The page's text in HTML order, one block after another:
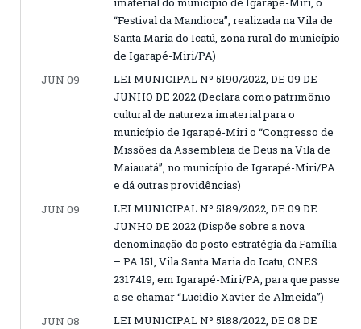
“Festival da Mandioca”, realizada na Vila de
Santa Maria do Icatú, zona rural do município
de Igarapé-Miri/PA)
JUN 09
LEI MUNICIPAL Nº 5190/2022, DE 09 DE
JUNHO DE 2022 (Declara como patrimônio
cultural de natureza imaterial para o
município de Igarapé-Miri o “Congresso de
Missões da Assembleia de Deus na Vila de
Maiauatá”, no município de Igarapé-Miri/PA
e dá outras providências)
JUN 09
LEI MUNICIPAL Nº 5189/2022, DE 09 DE
JUNHO DE 2022 (Dispõe sobre a nova
denominação do posto estratégia da Família
– PA 151, Vila Santa Maria do Icatu, CNES
2317419, em Igarapé-Miri/PA, para que passe
a se chamar “Lucidio Xavier de Almeida”)
JUN 08
LEI MUNICIPAL Nº 5188/2022, DE 08 DE